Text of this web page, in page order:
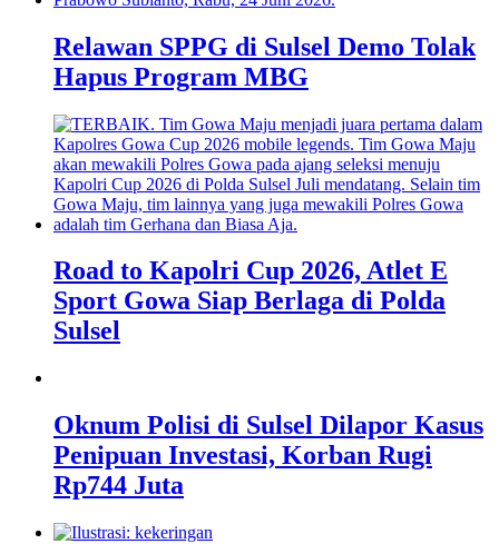
Relawan SPPG di Sulsel Demo Tolak
Hapus Program MBG
Road to Kapolri Cup 2026, Atlet E
Sport Gowa Siap Berlaga di Polda
Sulsel
Oknum Polisi di Sulsel Dilapor Kasus
Penipuan Investasi, Korban Rugi
Rp744 Juta